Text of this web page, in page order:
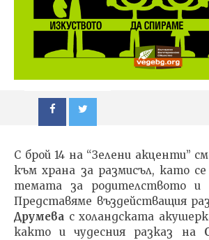
NOW
С брой 14 на “Зелени акценти”
към храна за размисъл, като
темата за родителството и
Представяме въздействащия
Друмева с холандската
както и чудесния разказ на